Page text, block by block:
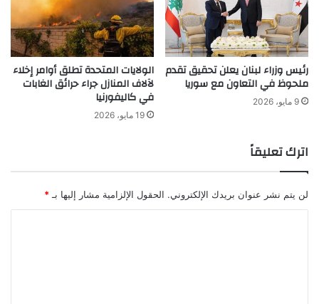
رئيس وزراء لبنان يعلن تحقيق تقدم
ملحوظ في التعاون مع سوريا
9 مايو، 2026
الولايات المتحدة تطلق أوامر إخلاء
لآلاف المنازل جراء حرائق الغابات
في كاليفورنيا
19 مايو، 2026
اترك تعليقاً
لن يتم نشر عنوان بريدك الإلكتروني. الحقول الإلزامية مشار إليها بـ *